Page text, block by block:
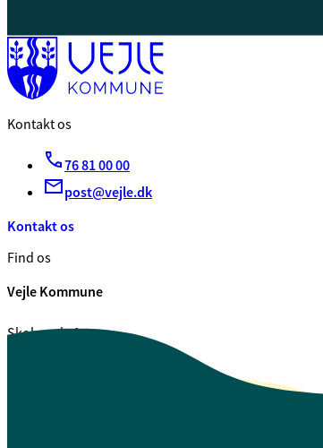
Kontakt os
76 81 00 00
post@vejle.dk
Kontakt os
Find os
Vejle Kommune
Skolegade 1